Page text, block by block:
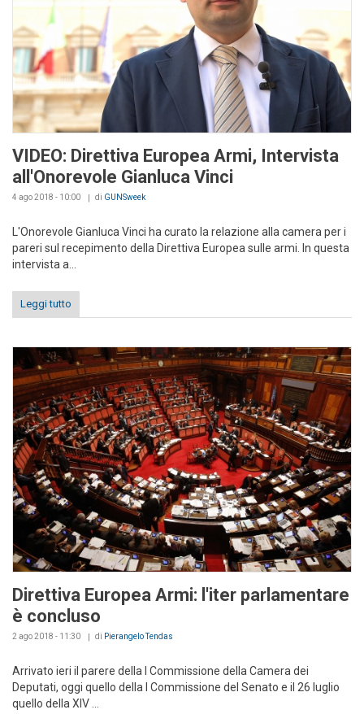
VIDEO: Direttiva Europea Armi, Intervista
all'Onorevole Gianluca Vinci
4 ago 2018 - 10:00 di GUNSweek
L'Onorevole Gianluca Vinci ha curato la relazione alla camera per i
pareri sul recepimento della Direttiva Europea sulle armi. In questa
intervista a...
Leggi tutto
Direttiva Europea Armi: l'iter parlamentare
è concluso
2 ago 2018 - 11:30 di Pierangelo Tendas
Arrivato ieri il parere della I Commissione della Camera dei
Deputati, oggi quello della I Commissione del Senato e il 26 luglio
quello della XIV ...